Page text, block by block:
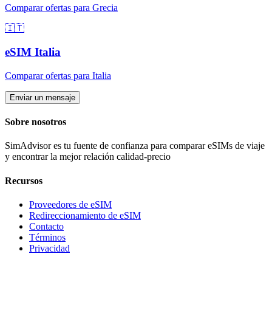
Comparar ofertas para Grecia
🇮🇹
eSIM Italia
Comparar ofertas para Italia
Enviar un mensaje
Sobre nosotros
SimAdvisor es tu fuente de confianza para comparar eSIMs de viaje
y encontrar la mejor relación calidad-precio
Recursos
Proveedores de eSIM
Redireccionamiento de eSIM
Contacto
Términos
Privacidad